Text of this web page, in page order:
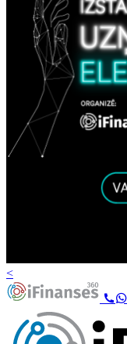
<